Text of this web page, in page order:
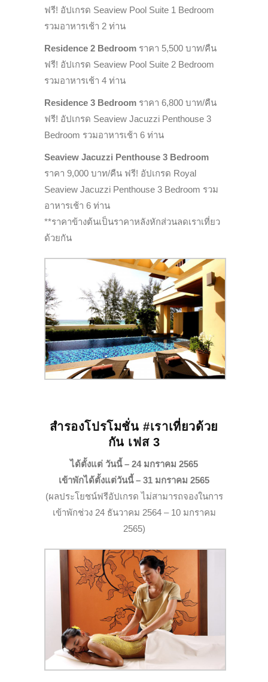
ฟรี! อัปเกรด Seaview Pool Suite 1 Bedroom
รวมอาหารเช้า 2 ท่าน
Residence 2 Bedroom ราคา 5,500 บาท/คืน
ฟรี! อัปเกรด Seaview Pool Suite 2 Bedroom
รวมอาหารเช้า 4 ท่าน
Residence 3 Bedroom ราคา 6,800 บาท/คืน
ฟรี! อัปเกรด Seaview Jacuzzi Penthouse 3
Bedroom รวมอาหารเช้า 6 ท่าน
Seaview Jacuzzi Penthouse 3 Bedroom
ราคา 9,000 บาท/คืน ฟรี! อัปเกรด Royal
Seaview Jacuzzi Penthouse 3 Bedroom รวม
อาหารเช้า 6 ท่าน
**ราคาข้างต้นเป็นราคาหลังหักส่วนลดเราเที่ยว
ด้วยกัน
สำรองโปรโมชั่น #เราเที่ยวด้วย
กัน เฟส 3
ได้ตั้งแต่ วันนี้ – 24 มกราคม 2565
เข้าพักได้ตั้งแต่วันนี้ – 31 มกราคม 2565
(ผลประโยชน์ฟรีอัปเกรด ไม่สามารถจองในการ
เข้าพักช่วง 24 ธันวาคม 2564 – 10 มกราคม
2565)